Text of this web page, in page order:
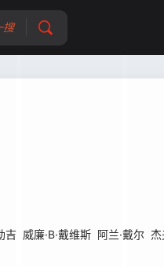
搜
吉 威廉·B·戴维斯 阿兰·戴尔 杰